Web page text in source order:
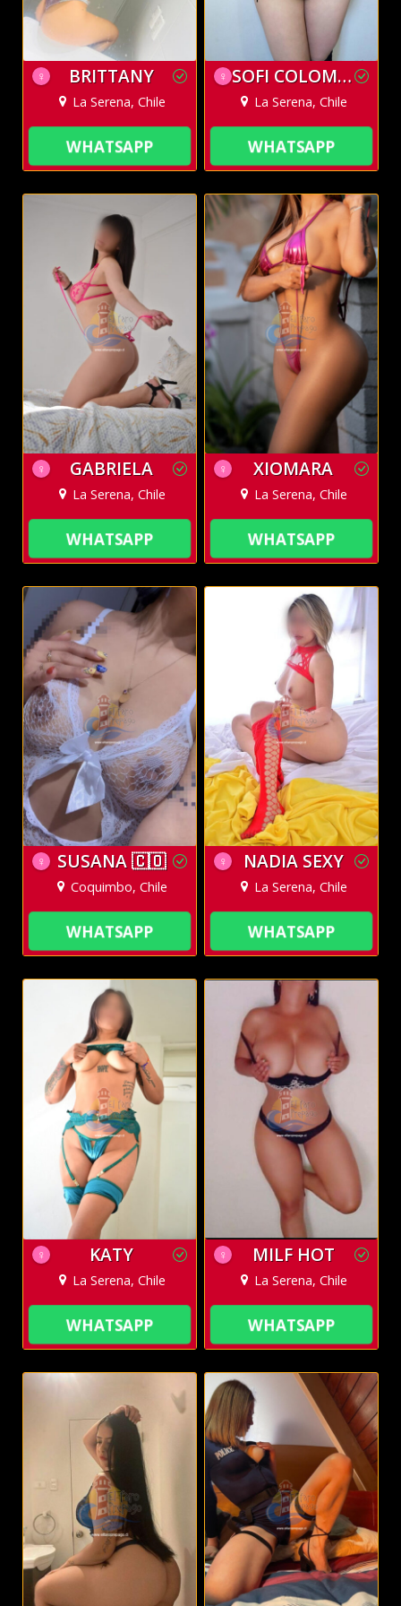
♀ BRITTANY
La Serena, Chile
WHATSAPP
♀ SOFI COLOMBIANA
La Serena, Chile
WHATSAPP
♀ GABRIELA
La Serena, Chile
WHATSAPP
♀ XIOMARA
La Serena, Chile
WHATSAPP
♀ SUSANA 🇨🇴
Coquimbo, Chile
WHATSAPP
♀ NADIA SEXY
La Serena, Chile
WHATSAPP
♀ KATY
La Serena, Chile
WHATSAPP
♀ MILF HOT
La Serena, Chile
WHATSAPP